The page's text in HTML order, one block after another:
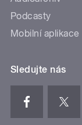
Podcasty
Mobilní aplikace
Sledujte nás